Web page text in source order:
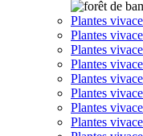
Plantes
Plantes
Plantes
Plantes
Plantes
Plantes
Plantes
Plantes